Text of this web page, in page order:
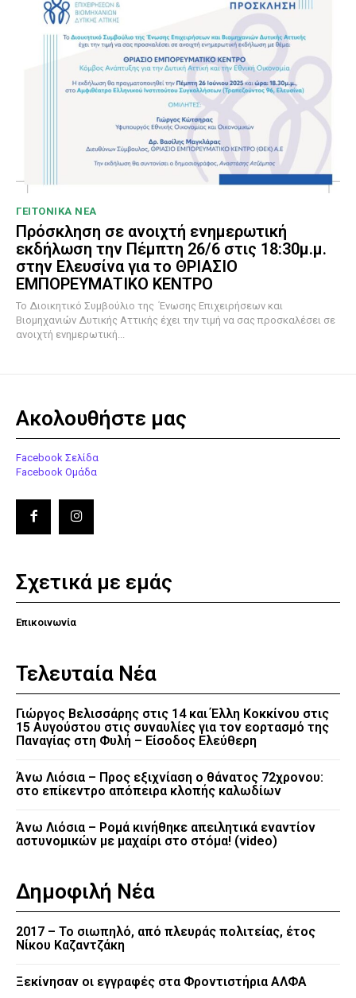
ΓΕΙΤΟΝΙΚΑ ΝΕΑ
Πρόσκληση σε ανοιχτή ενημερωτική
εκδήλωση την Πέμπτη 26/6 στις 18:30μ.μ.
στην Ελευσίνα για το ΘΡΙΑΣΙΟ
ΕΜΠΟΡΕΥΜΑΤΙΚΟ ΚΕΝΤΡΟ
To Διοικητικό Συμβούλιο της Ένωσης Επιχειρήσεων και
Βιομηχανιών Δυτικής Αττικής έχει την τιμή να σας προσκαλέσει σε
ανοιχτή ενημερωτική...
Ακολουθήστε μας
Facebook Σελίδα
Facebook Ομάδα
Σχετικά με εμάς
Επικοινωνία
Τελευταία Νέα
Γιώργος Βελισσάρης στις 14 και Έλλη Κοκκίνου στις
15 Αυγούστου στις συναυλίες για τον εορτασμό της
Παναγίας στη Φυλή – Είσοδος Ελεύθερη
Άνω Λιόσια – Προς εξιχνίαση ο θάνατος 72χρονου:
στο επίκεντρο απόπειρα κλοπής καλωδίων
Άνω Λιόσια – Ρομά κινήθηκε απειλητικά εναντίον
αστυνομικών με μαχαίρι στο στόμα! (video)
Δημοφιλή Νέα
2017 – Το σιωπηλό, από πλευράς πολιτείας, έτος
Νίκου Καζαντζάκη
Ξεκίνησαν οι εγγραφές στα Φροντιστήρια ΑΛΦΑ